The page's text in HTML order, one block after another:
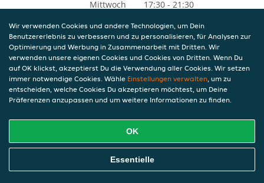
Mittwoch
17:30 - 21:30
Freitag
17:30 - 21:30
Samstag
17:30 - 21:30
Sonntag
17:30 - 21:30
Wir verwenden Cookies und andere Technologien, um Dein
Benutzererlebnis zu verbessern und zu personalisieren, für Analysen zur
Optimierung und Werbung in Zusammenarbeit mit Dritten. Wir
verwenden unsere eigenen Cookies und Cookies von Dritten. Wenn Du
auf OK klickst, akzeptierst Du die Verwendung aller Cookies. Wir setzen
immer notwendige Cookies. Wähle Einstellungen verwalten, um zu
entscheiden, welche Cookies Du akzeptieren möchtest, um Deine
Präferenzen anzupassen und um weitere Informationen zu finden.
OK
Essentielle